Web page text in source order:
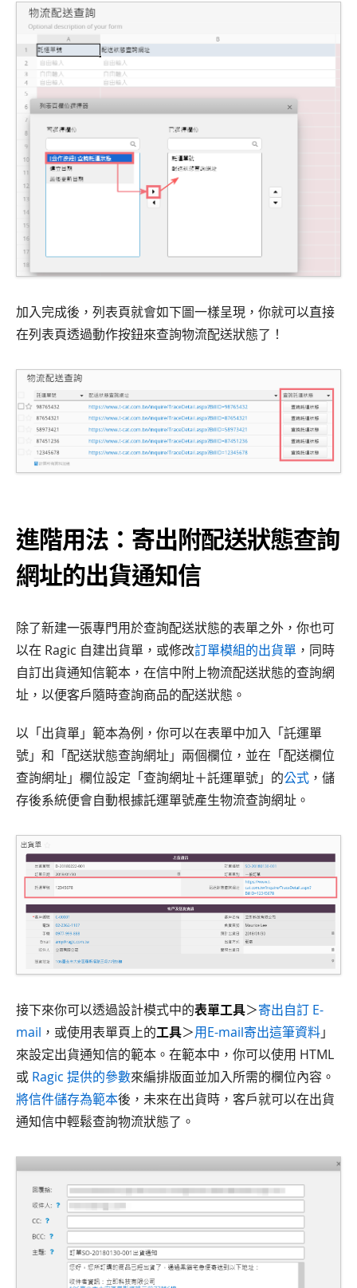
加入完成後，列表頁就會如下圖一樣呈現，你就可以直接
在列表頁透過動作按鈕來查詢物流配送狀態了！
進階用法：寄出附配送狀態查詢
網址的出貨通知信
除了新建一張專門用於查詢配送狀態的表單之外，你也可
以在 Ragic 自建出貨單，或修改訂單模組的出貨單 ，同時
自訂出貨通知信範本，在信中附上物流配送狀態的查詢網
址，以便客戶隨時查詢商品的配送狀態。
以「出貨單」範本為例，你可以在表單中加入「託運單
號」和「配送狀態查詢網址」兩個欄位，並在「配送欄位
查詢網址」欄位設定「查詢網址＋託運單號」的公式 ，儲
存後系統便會自動根據託運單號產生物流查詢網址。
接下來你可以透過設計模式中的表單工具＞寄出自訂 E-
mail ，或使用表單頁上的工具＞用E-mail寄出這筆資料」
來設定出貨通知信的範本。在範本中，你可以使用 HTML
或 Ragic 提供的參數來編排版面並加入所需的欄位內容。
將信件儲存為範本後，未來在出貨時，客戶就可以在出貨
通知信中輕鬆查詢物流狀態了。